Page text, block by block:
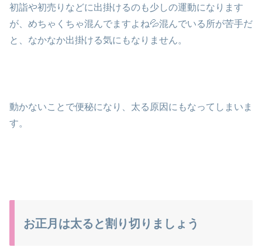
初詣や初売りなどに出掛けるのも少しの運動になります
が、めちゃくちゃ混んでますよね💦混んでいる所が苦手だ
と、なかなか出掛ける気にもなりません。
動かないことで便秘になり、太る原因にもなってしまいま
す。
お正月は太ると割り切りましょう